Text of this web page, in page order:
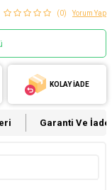
(0) Yorum Yap
KOLAY İADE
Garanti Ve İade